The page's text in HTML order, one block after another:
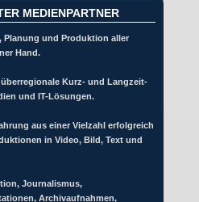
MEDIENPARTNER
Planung und Produktion aller
Hand.
Kurz- und Langzeit-
und IT-Lösungen.
aus einer Vielzahl erfolgreich
in Video, Bild, Text und
Journalismus,
Archivaufnahmen,